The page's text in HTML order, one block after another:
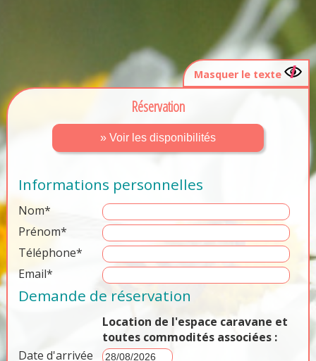
Masquer le texte
Réservation
» Voir les disponibilités
Informations personnelles
Nom*
Prénom*
Téléphone*
Email*
Demande de réservation
Location de l'espace caravane et
toutes commodités associées :
Date d'arrivée